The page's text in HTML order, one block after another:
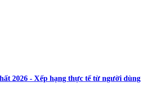
2026 - Xếp hạng thực tế từ người dùng